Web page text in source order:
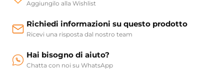
Aggiungilo alla Wishlist
Richiedi informazioni su questo prodotto
Ricevi una risposta dal nostro team
Hai bisogno di aiuto?
Chatta con noi su WhatsApp